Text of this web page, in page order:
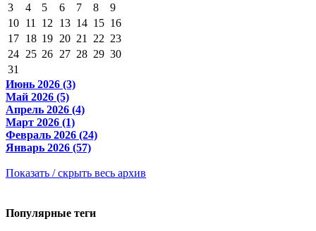
3
4 5 6 7 8
9
10 11 12 13 14 15 16
17 18 19 20 21 22 23
24 25 26 27 28 29 30
31
Июнь 2026 (3)
Май 2026 (5)
Апрель 2026 (4)
Март 2026 (1)
Февраль 2026 (24)
Январь 2026 (57)
Показать / скрыть весь архив
Популярные теги